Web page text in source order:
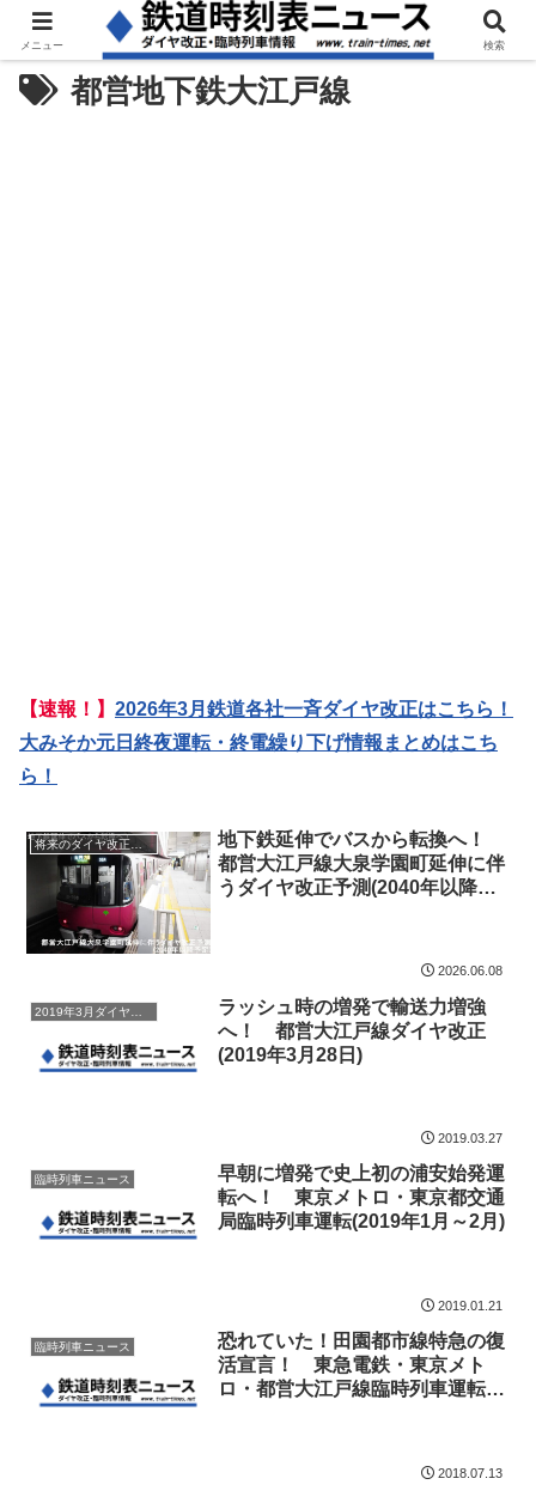
都営地下鉄大江戸線
【速報！】 2026年3月鉄道各社一斉ダイヤ改正はこちら！
大みそか元日終夜運転・終電繰り下げ情報まとめはこち
ら！
将来のダイヤ改正予測
地下鉄延伸でバスから転換へ！
都営大江戸線大泉学園町延伸に伴
うダイヤ改正予測(2040年以降予
2026.06.08
ラッシュ時の増発で輸送力増強
へ！ 都営大江戸線ダイヤ改正
(2019年3月28日)
2019.03.27
臨時列車ニュース
早朝に増発で史上初の浦安始発運
転へ！ 東京メトロ・東京都交通
局臨時列車運転(2019年1月～2月)
2019.01.21
臨時列車ニュース
恐れていた！田園都市線特急の復
活宣言！ 東急電鉄・東京メト
ロ・都営大江戸線臨時列車運転
2018.07.13
メニュー 検索